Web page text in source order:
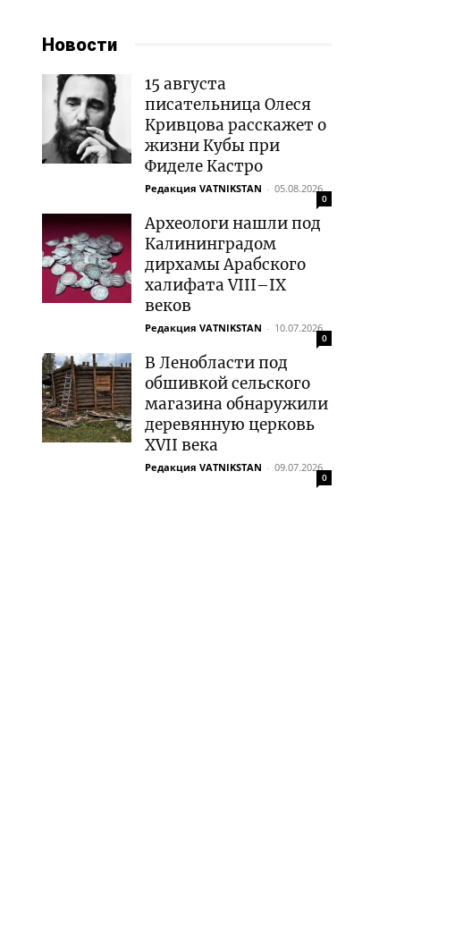
Новости
15 августа
писательница Олеся
Кривцова расскажет о
жизни Кубы при
Фиделе Кастро
Редакция VATNIKSTAN - 05.08.2026
0
Археологи нашли под
Калининградом
дирхамы Арабского
халифата VIII–IX
веков
Редакция VATNIKSTAN - 10.07.2026
0
В Ленобласти под
обшивкой сельского
магазина обнаружили
деревянную церковь
XVII века
Редакция VATNIKSTAN - 09.07.2026
0